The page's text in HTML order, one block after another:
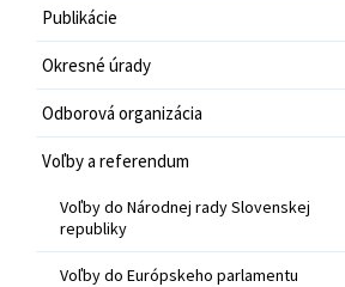
Publikácie
Okresné úrady
Odborová organizácia
Voľby a referendum
Voľby do Národnej rady Slovenskej
republiky
Voľby do Európskeho parlamentu